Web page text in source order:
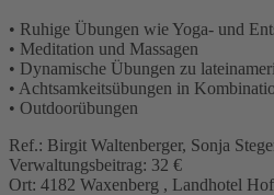
• Ruhige Übungen wie Yoga- und
• Meditation und Massagen
• Dynamische Übungen zu
• Achtsamkeitsübungen in
• Outdoorübungen
Ref.: Birgit Waltenberger, Sonja
Verwaltungsbeitrag: 32 €
Ort: 4182 Waxenberg , Landhotel